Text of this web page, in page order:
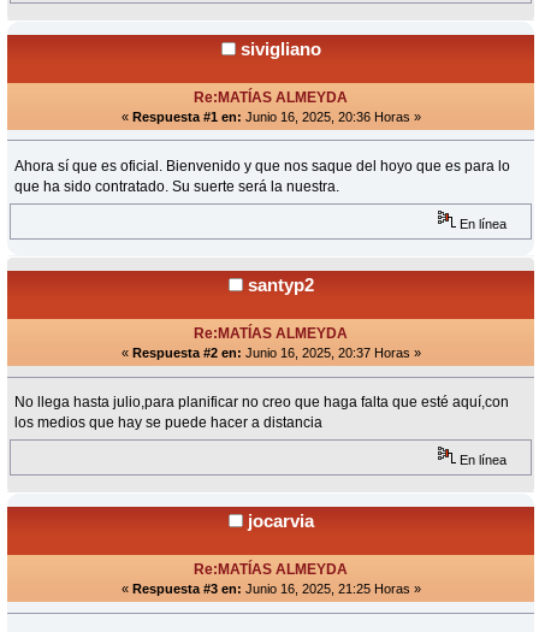
sivigliano
Re:MATÍAS ALMEYDA
« Respuesta #1 en: Junio 16, 2025, 20:36 Horas »
Ahora sí que es oficial. Bienvenido y que nos saque del hoyo que es para lo
que ha sido contratado. Su suerte será la nuestra.
En línea
santyp2
Re:MATÍAS ALMEYDA
« Respuesta #2 en: Junio 16, 2025, 20:37 Horas »
No llega hasta julio,para planificar no creo que haga falta que esté aquí,con
los medios que hay se puede hacer a distancia
En línea
jocarvia
Re:MATÍAS ALMEYDA
« Respuesta #3 en: Junio 16, 2025, 21:25 Horas »